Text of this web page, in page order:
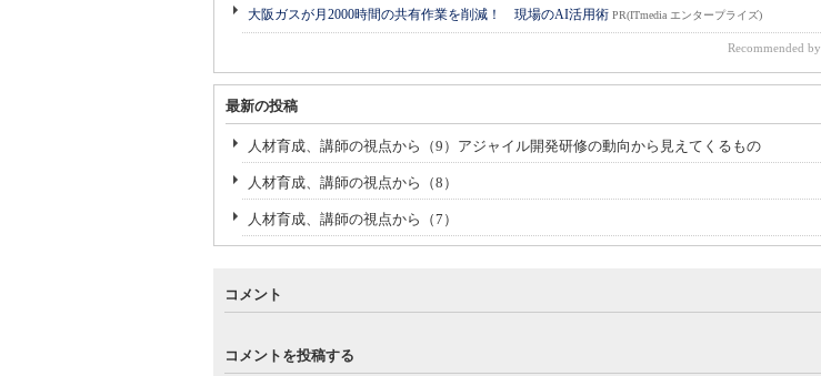
大阪ガスが月2000時間の共有作業を削減！ 現場のAI活用術 PR(ITmedia エンタープライズ)
Recommended by
最新の投稿
人材育成、講師の視点から（9）アジャイル開発研修の動向から見えてくるもの
人材育成、講師の視点から（8）
人材育成、講師の視点から（7）
コメント
コメントを投稿する